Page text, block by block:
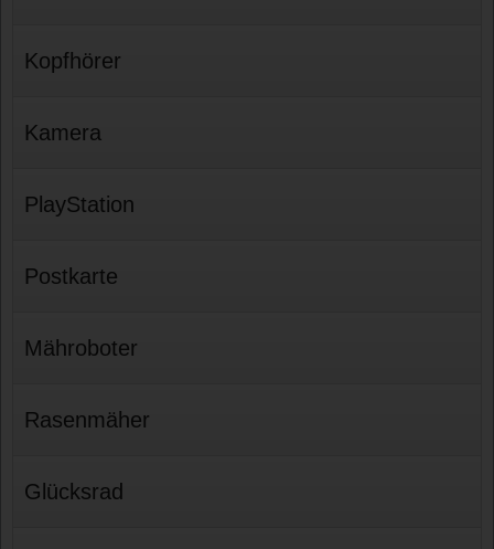
Kopfhörer
Kamera
PlayStation
Postkarte
Mähroboter
Rasenmäher
Glücksrad